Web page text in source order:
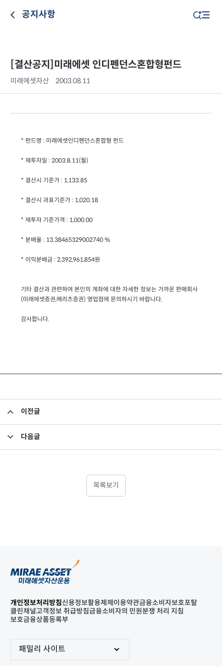
공지사항
[결산공지]미래에셋 인디펜던스혼합형펀드
미래에셋자산 2003.08.11
* 펀드명 : 미래에셋인디펜던스혼합형 펀드
* 재투자일 : 2003.8.11(월)
* 결산시 기준가 : 1,133.85
* 결산시 과표기준가 : 1,020.18
* 재투자 기준가격 : 1,000.00
* 분배율 : 13.38465329002740 %
* 이익분배금 : 2,392,961,854원
기타 결산과 관련하여 본인의 계좌에 대한 자세한 정보는 가까운 판매회사
(미래에셋증권,메리츠증권) 영업점에 문의하시기 바랍니다.
감사합니다.
이전글
다음글
목록보기
개인정보처리방침신용정보활용체제 이용약관금융소비자보호포탈
클린채널고객정보 취급방침금융소비자의 민원분쟁 처리 지침
보호금융상품등록부
패밀리 사이트